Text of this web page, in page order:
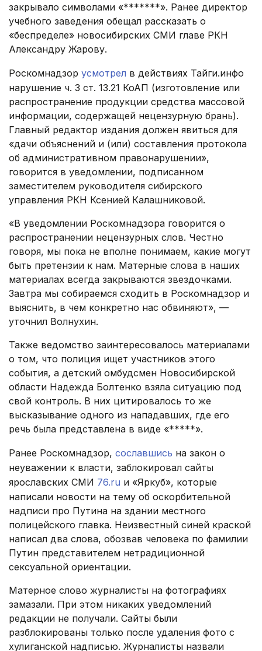
закрывало символами «*******». Ранее директор
учебного заведения обещал рассказать о
«беспределе» новосибирских СМИ главе РКН
Александру Жарову.
Роскомнадзор усмотрел в действиях Тайги.инфо
нарушение ч. 3 ст. 13.21 КоАП (изготовление или
распространение продукции средства массовой
информации, содержащей нецензурную брань).
Главный редактор издания должен явиться для
«дачи объяснений и (или) составления протокола
об административном правонарушении»,
говорится в уведомлении, подписанном
заместителем руководителя сибирского
управления РКН Ксенией Калашниковой.
«В уведомлении Роскомнадзора говорится о
распространении нецензурных слов. Честно
говоря, мы пока не вполне понимаем, какие могут
быть претензии к нам. Матерные слова в наших
материалах всегда закрываются звездочками.
Завтра мы собираемся сходить в Роскомнадзор и
выяснить, в чем конкретно нас обвиняют», —
уточнил Волнухин.
Также ведомство заинтересовалось материалами
о том, что полиция ищет участников этого
события, а детский омбудсмен Новосибирской
области Надежда Болтенко взяла ситуацию под
свой контроль. В них цитировалось то же
высказывание одного из нападавших, где его
речь была представлена в виде «*****».
Ранее Роскомнадзор, сославшись на закон о
неуважении к власти, заблокировал сайты
ярославских СМИ 76.ru и «Яркуб», которые
написали новости на тему об оскорбительной
надписи про Путина на здании местного
полицейского главка. Неизвестный синей краской
написал два слова, обозвав человека по фамилии
Путин представителем нетрадиционной
сексуальной ориентации.
Матерное слово журналисты на фотографиях
замазали. При этом никаких уведомлений
редакции не получали. Сайты были
разблокированы только после удаления фото с
хулиганской надписью. Журналисты назвали